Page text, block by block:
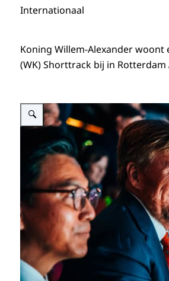
Internationaal
Koning Willem-Alexander woont
(WK) Shorttrack bij in Rotterdam
Vergroot afbeelding Koning bezoekt WK